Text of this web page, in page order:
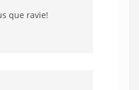
que ravie!